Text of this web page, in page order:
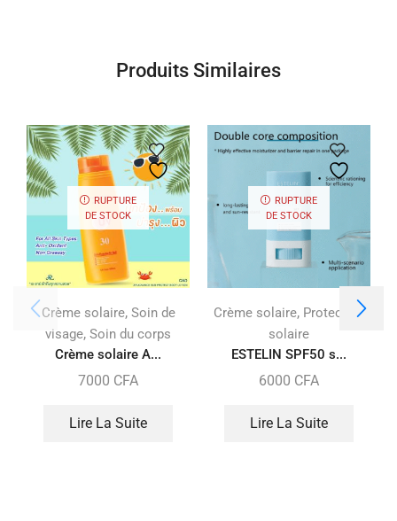
Produits Similaires
RUPTURE
DE STOCK
Crème solaire, Soin de
visage, Soin du corps
Crème solaire A...
7000 CFA
Lire La Suite
RUPTURE
DE STOCK
Crème solaire, Protection
solaire
ESTELIN SPF50 s...
6000 CFA
Lire La Suite